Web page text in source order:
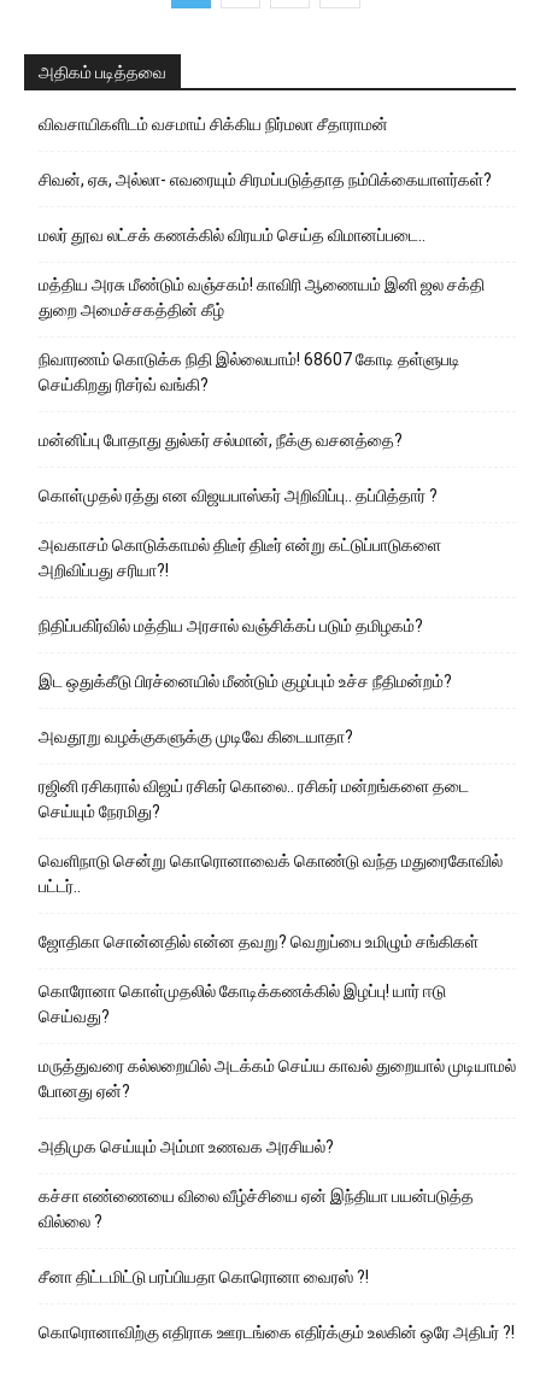
அதிகம் படித்தவை
விவசாயிகளிடம் வசமாய் சிக்கிய நிர்மலா சீதாராமன்
சிவன், ஏசு, அல்லா- எவரையும் சிரமப்படுத்தாத நம்பிக்கையாளர்கள்?
மலர் தூவ லட்சக் கணக்கில் விரயம் செய்த விமானப்படை..
மத்திய அரசு மீண்டும் வஞ்சகம்! காவிரி ஆணையம் இனி ஜல சக்தி
துறை அமைச்சகத்தின் கீழ்
நிவாரணம் கொடுக்க நிதி இல்லையாம்! 68607 கோடி தள்ளுபடி
செய்கிறது ரிசர்வ் வங்கி?
மன்னிப்பு போதாது துல்கர் சல்மான், நீக்கு வசனத்தை?
கொள்முதல் ரத்து என விஜயபாஸ்கர் அறிவிப்பு.. தப்பித்தார் ?
அவகாசம் கொடுக்காமல் திடீர் திடீர் என்று கட்டுப்பாடுகளை
அறிவிப்பது சரியா?!
நிதிப்பகிர்வில் மத்திய அரசால் வஞ்சிக்கப் படும் தமிழகம்?
இட ஒதுக்கீடு பிரச்னையில் மீண்டும் குழப்பும் உச்ச நீதிமன்றம்?
அவதூறு வழக்குகளுக்கு முடிவே கிடையாதா?
ரஜினி ரசிகரால் விஜய் ரசிகர் கொலை.. ரசிகர் மன்றங்களை தடை
செய்யும் நேரமிது?
வெளிநாடு சென்று கொரொனாவைக் கொண்டு வந்த மதுரைகோவில்
பட்டர்..
ஜோதிகா சொன்னதில் என்ன தவறு? வெறுப்பை உமிழும் சங்கிகள்
கொரோனா கொள்முதலில் கோடிக்கணக்கில் இழப்பு! யார் ஈடு
செய்வது?
மருத்துவரை கல்லறையில் அடக்கம் செய்ய காவல் துறையால் முடியாமல்
போனது ஏன்?
அதிமுக செய்யும் அம்மா உணவக அரசியல்?
கச்சா எண்ணையை விலை வீழ்ச்சியை ஏன் இந்தியா பயன்படுத்த
வில்லை ?
சீனா திட்டமிட்டு பரப்பியதா கொரொனா வைரஸ் ?!
கொரொனாவிற்கு எதிராக ஊரடங்கை எதிர்க்கும் உலகின் ஒரே அதிபர் ?!